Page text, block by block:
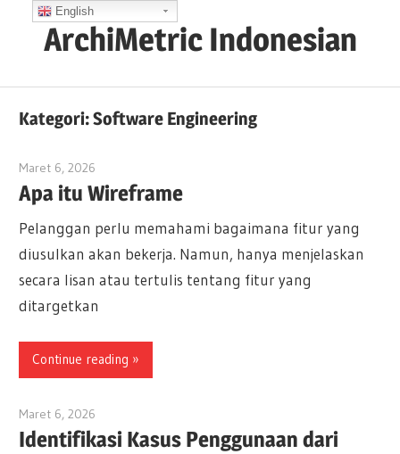
ArchiMetric Indonesian
Ops,
and
More
Kategori:Software Engineering
Maret 6, 2026
Apa itu Wireframe
Pelanggan perlu memahami bagaimana fitur yang
diusulkan akan bekerja. Namun, hanya menjelaskan
secara lisan atau tertulis tentang fitur yang
ditargetkan
Continue reading
Maret 6, 2026
Identifikasi Kasus Penggunaan dari
English